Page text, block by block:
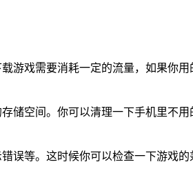
游戏需要消耗一定的流量，如果你
空间。你可以清理一下手机里不
误等。这时候你可以检查一下游戏